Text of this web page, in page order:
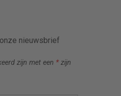
nieuwsbrief
zijn met een * zijn